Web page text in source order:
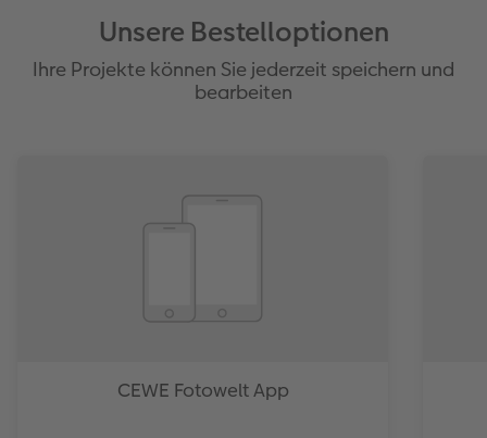
Unsere Bestelloptionen
Ihre Projekte können Sie jederzeit speichern und
bearbeiten
CEWE Fotowelt App